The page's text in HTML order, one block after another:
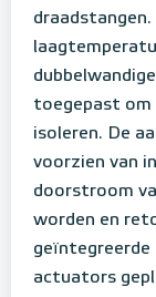
toegepast om
isoleren. De
voorzien van
doorstroom
worden en
actuators